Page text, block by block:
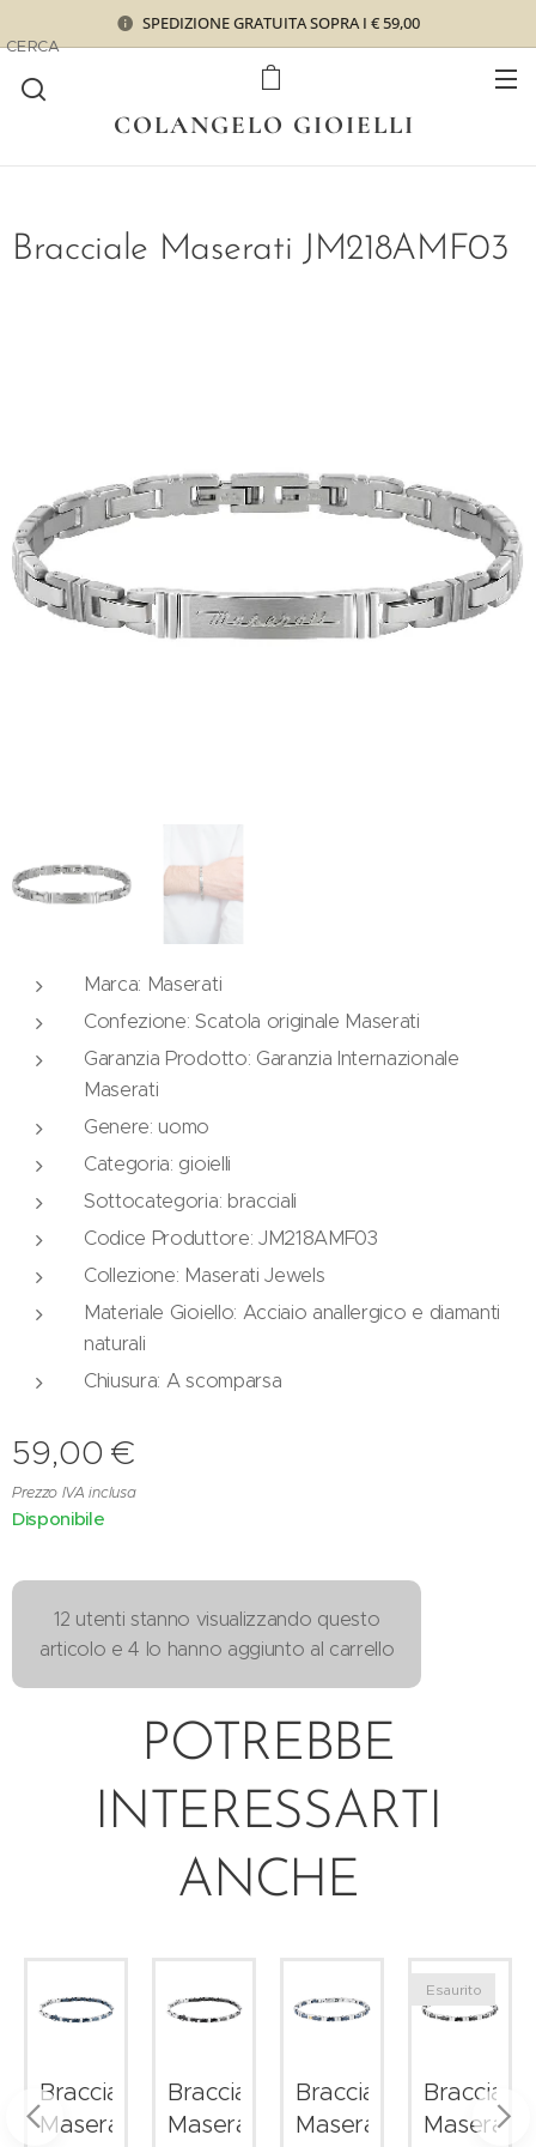
SPEDIZIONE GRATUITA SOPRA I € 59,00
COLANGELO GIOIELLI
CERCA
Bracciale Maserati JM218AMF03
Marca: Maserati
Confezione: Scatola originale Maserati
Garanzia Prodotto: Garanzia Internazionale
Maserati
Genere: uomo
Categoria: gioielli
Sottocategoria: bracciali
Codice Produttore: JM218AMF03
Collezione: Maserati Jewels
Materiale Gioiello: Acciaio anallergico e diamanti
naturali
Chiusura: A scomparsa
59,00 €
Prezzo IVA inclusa
Disponibile
12 utenti stanno visualizzando questo
articolo e 4 lo hanno aggiunto al carrello
POTREBBE
INTERESSARTI
ANCHE
Bracciale
Maserati
Bracciale
Maserati
Bracciale
Maserati
Bracciale
Maserati
Esaurito